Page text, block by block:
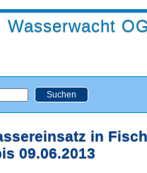
Wasserwacht
in
09.06.2013